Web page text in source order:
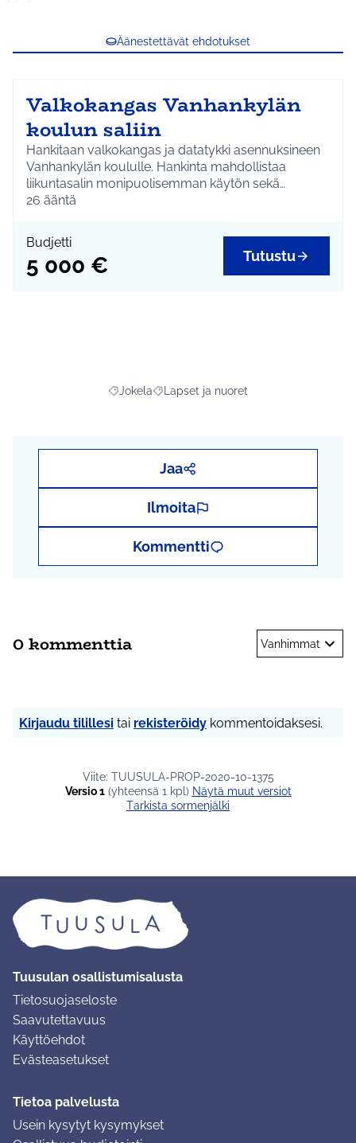
Äänestettävät ehdotukset
Valkokangas Vanhankylän
koulun saliin
Hankitaan valkokangas ja datatykki asennuksineen
Vanhankylän koululle. Hankinta mahdollistaa
liikuntasalin monipuolisemman käytön sekä
kouluaikana että sen ulkopuolella.
26 ääntä
Budjetti
5 000 € Tutustu
Rajaa tulokset aihepiirin mukaan: Jokela
Jokela Rajaa tulokset teeman mukaan:
Lapset ja nuoret
Jaa
Ilmoita
Kommentti
0 kommenttia Vanhimmat
Kirjaudu tilillesi tai rekisteröidy kommentoidaksesi.
Viite: TUUSULA-PROP-2020-10-1375
Versio 1(yhteensä 1 kpl)
näytä muut versiot
Tarkista sormenjälki
Tuusulan osallistumisalusta
Tietosuojaseloste
Saavutettavuus
Käyttöehdot
Evästeasetukset
Tietoa palvelusta
Usein kysytyt kysymykset